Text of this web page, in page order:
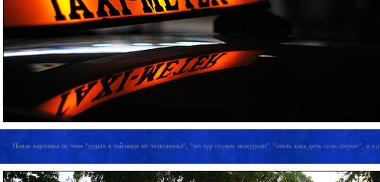
Новая картинка по теме "отдых в тайланде из челябинска", "тез тур пхукет экскурсии", "отель каса дель соль пхукет", и т.д.